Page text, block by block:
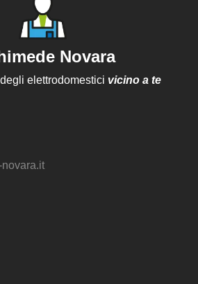
Novara
elettrodomestici vicino a te